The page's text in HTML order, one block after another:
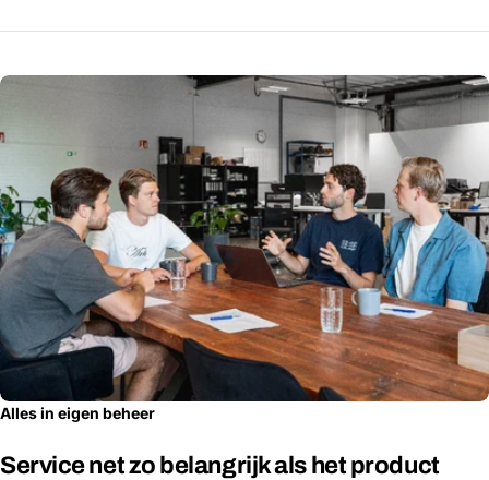
Alles in eigen beheer
Service net zo belangrijk als het product